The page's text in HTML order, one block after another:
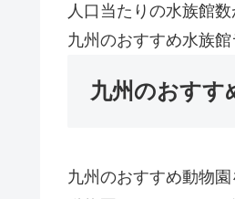
人口当たりの水族館
九州のおすすめ水族
九州のおすす
九州のおすすめ動物